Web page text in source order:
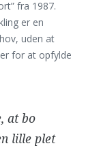
fra 1987.
er en
uden at
for at opfylde
at bo
lille plet